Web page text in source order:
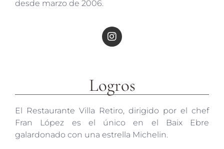
desde marzo de 2006.
Logros
El Restaurante Villa Retiro, dirigido por el chef
Fran López es el único en el Baix Ebre
galardonado con una estrella Michelin.